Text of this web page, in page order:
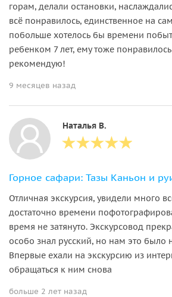
горам, делали остановки,
всё понравилось, единственное на
побольше хотелось бы времени
ребенком 7 лет, ему тоже
рекомендую!
9 месяцев назад
Наталья B.
Горное сафари: Тазы Каньон и
Отличная экскурсия, увидели много
достаточно времени
время не затянуто. Экскурсовод
особо знал русский, но нам это было
Впервые ехали на экскурсию из
обращаться к ним снова
больше 2 лет назад